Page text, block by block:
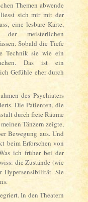
Themen abwende
sich mir mit der
eine lesbare Karte,
meisterlichen
Sobald die Tiefe
Technik sie wie ein
Das ist ein
Gefühle eher durch
des Psychiaters
Die Patienten, die
durch freie Räume
Tänzern zeigte,
Bewegung aus. Und
beim Erforschen von
ich früher bei der
die Zustände (wie
Hypersensibilität. Sie
In den Theatern